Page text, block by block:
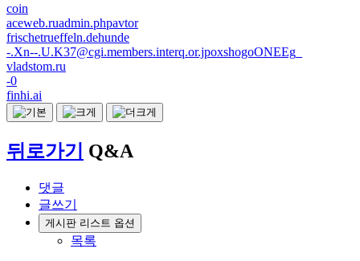
coin
aceweb.ruadmin.phpavtor
frischetrueffeln.dehunde
-.Xn--.U.K37@cgi.members.interq.or.jpoxshogoONEEg_
vladstom.ru
-0
finhi.ai
뒤로가기 Q&A
댓글
글쓰기
게시판 리스트 옵션
목록